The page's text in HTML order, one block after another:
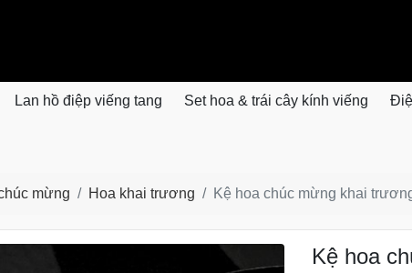
Lan hồ điệp viếng tang Set hoa & trái cây kính viếng
mừng Hoa khai trương Kệ hoa chúc mừng khai
Kệ hoa